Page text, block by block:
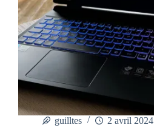
guilltes 2 avril 2024